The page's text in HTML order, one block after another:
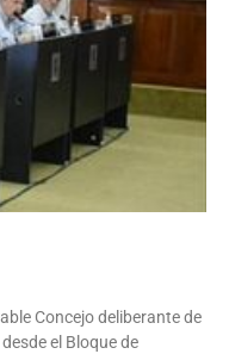
Concejo deliberante de
el Bloque de